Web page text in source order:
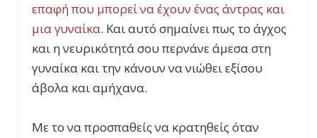
επαφή που μπορεί να έχουν ένας άντρας και
μια γυναίκα. Και αυτό σημαίνει πως το άγχος
και η νευρικότητά σου περνάνε άμεσα στη
γυναίκα και την κάνουν να νιώθει εξίσου
άβολα και αμήχανα.
Με το να προσπαθείς να κρατηθείς όταν